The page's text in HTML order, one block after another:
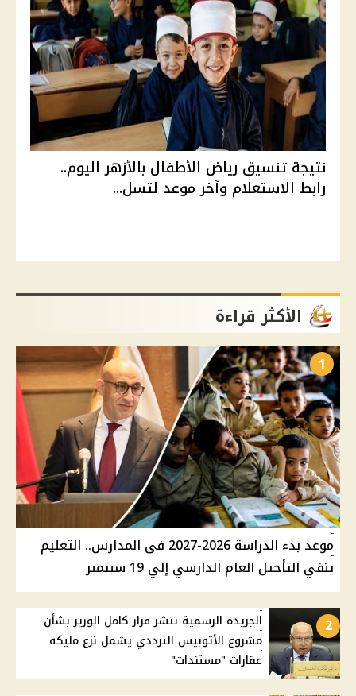
نتيجة تنسيق رياض الأطفال بالأزهر اليوم..
رابط الاستعلام وآخر موعد لتسل...
الأكثر قراءة
1
موعد بدء الدراسة 2026-2027 في المدارس.. التعليم
ينفي التأجيل العام الدارسي إلي 19 سبتمبر
2
الجريدة الرسمية تنشر قرار كامل الوزير بشأن
مشروع الأتوبيس الترددي يشمل نزع مليكة
عقارات "مستندات"